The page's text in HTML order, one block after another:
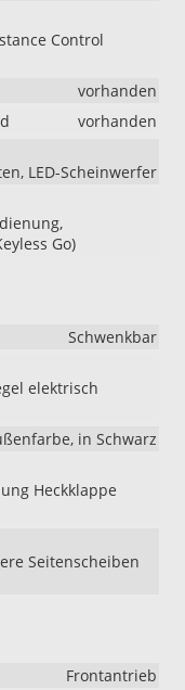
Control
vorhanden
vorhanden
LED-Scheinwerfer
Go)
Schwenkbar
elektrisch
in Schwarz
Heckklappe
Seitenscheiben
Frontantrieb